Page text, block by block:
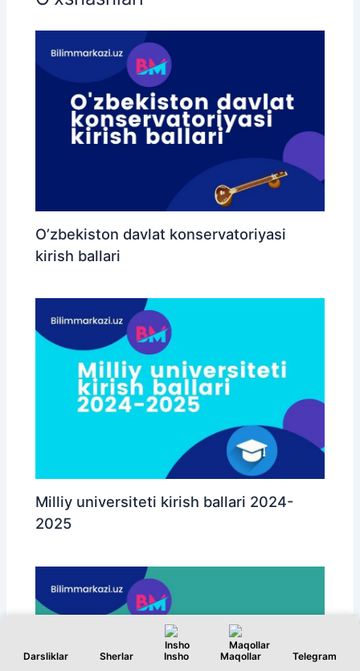
O’zbekiston davlat konservatoriyasi
kirish ballari
Milliy universiteti kirish ballari 2024-
2025
Darsliklar Sherlar Insho Maqollar Telegram